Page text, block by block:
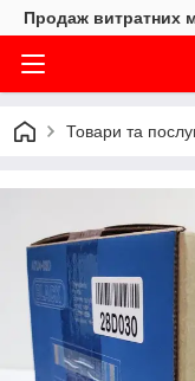
Продаж витратних
Товари та